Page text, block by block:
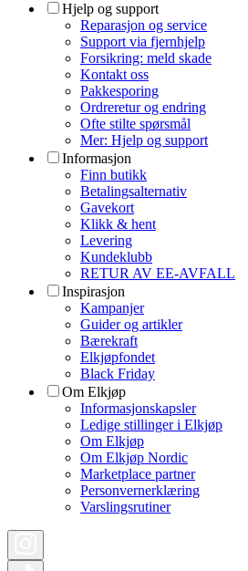
Hjelp og support
Reparasjon og service
Support via fjernhjelp
Forsikring: meld skade
Kontakt oss
Pakkesporing
Ordreretur og endring
Ofte stilte spørsmål
Mer: Hjelp og support
Informasjon
Finn butikk
Betalingsalternativ
Gavekort
Klikk & hent
Levering
Kundeklubb
RETUR AV EE-AVFALL
Inspirasjon
Kampanjer
Guider og artikler
Bærekraft
Elkjøpfondet
Black Friday
Om Elkjøp
Informasjonskapsler
Ledige stillinger i Elkjøp
Om Elkjøp
Om Elkjøp Nordic
Marketplace partner
Personvernerklæring
Varslingsrutiner